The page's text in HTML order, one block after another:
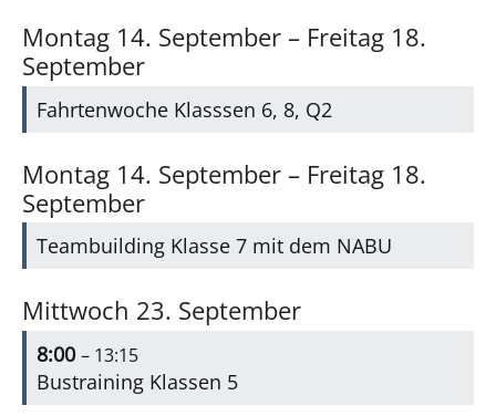
Montag 14. September – Freitag 18.
September
Fahrtenwoche Klasssen 6, 8, Q2
Montag 14. September – Freitag 18.
September
Teambuilding Klasse 7 mit dem NABU
Mittwoch 23. September
8:00– 13:15
Bustraining Klassen 5